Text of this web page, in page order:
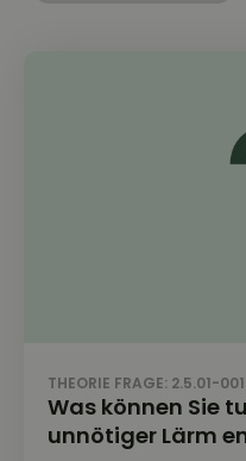
THEORIE FRAGE: 2.5.01-001
Was können Sie
unnötiger Lärm